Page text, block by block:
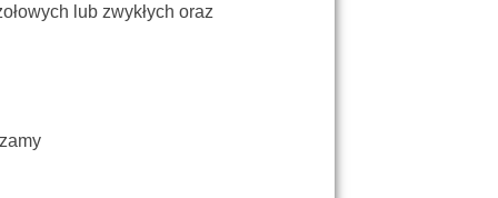
lub zwykłych oraz